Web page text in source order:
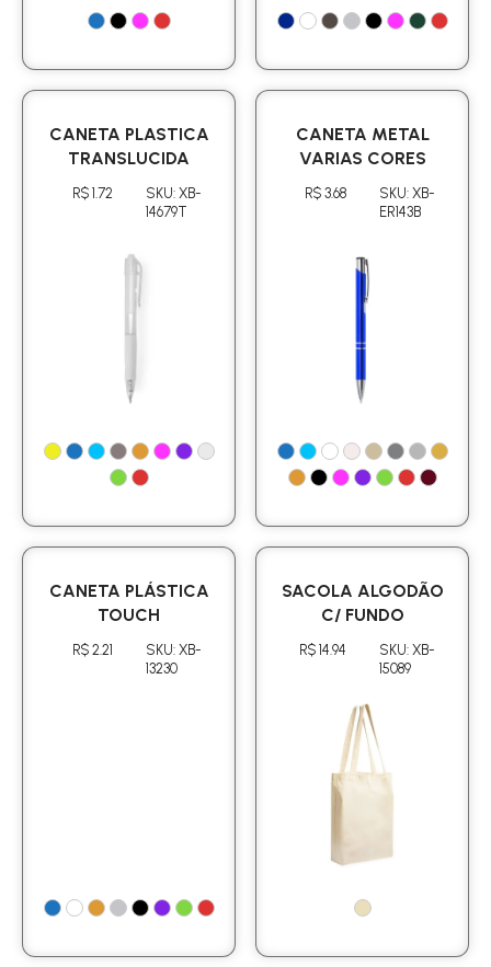
CANETA PLASTICA
TRANSLUCIDA
R$ 1.72
SKU: XB-
14679T
CANETA METAL
VARIAS CORES
R$ 3.68
SKU: XB-
ER143B
CANETA PLÁSTICA
TOUCH
R$ 2.21
SKU: XB-
13230
SACOLA ALGODÃO
C/ FUNDO
R$ 14.94
SKU: XB-
15089